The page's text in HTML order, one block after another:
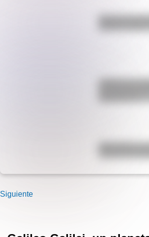
Bandera de
¿Sabías que
Sudamérica?
Waka Waka: el
Siguiente